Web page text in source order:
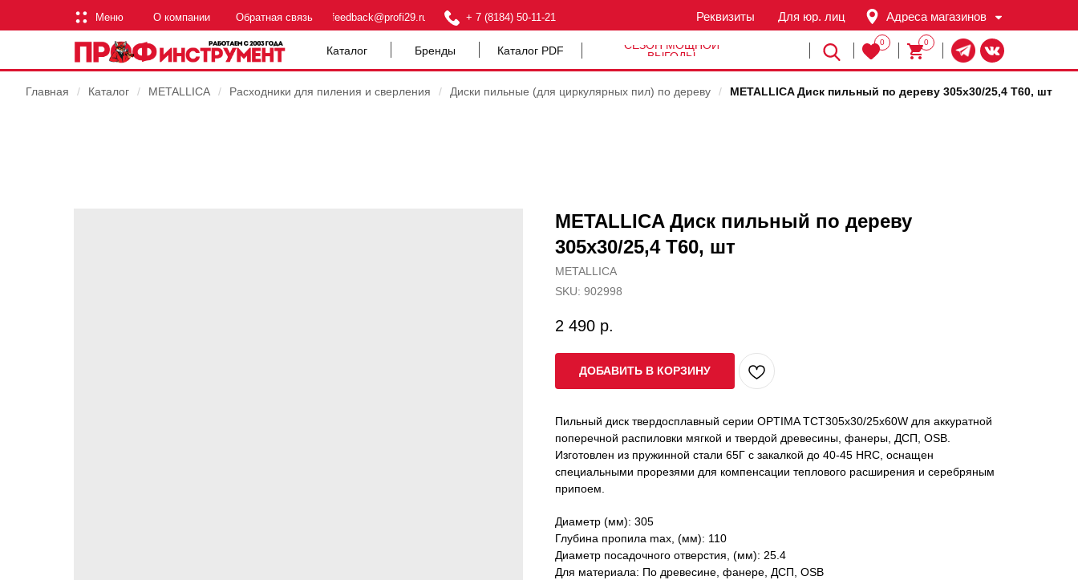
Меню + 7 (8184) 50-11-21
Обратная связь feedback@profi29.ru Для юр. лиц
Реквизиты
О компании
Каталог
Адреса магазинов
0
0
Бренды Каталог PDF
СЕЗОН МОЩНОЙ
ВЫГОДЫ
Главная / Каталог / METALLICA / Расходники для пиления и сверления / Диски пильные (для циркулярных пил) по дереву / METALLICA Диск пильный по дереву 305х30/25,4 Т60, шт
METALLICA Диск пильный по дереву
305х30/25,4 Т60, шт
METALLICA
SKU: 902998
2 490 р.
ДОБАВИТЬ В КОРЗИНУ
Пильный диск твердосплавный серии OPTIMA TCT305x30/25x60W для аккуратной
поперечной распиловки мягкой и твердой древесины, фанеры, ДСП, OSB.
Изготовлен из пружинной стали 65Г с закалкой до 40-45 HRC, оснащен
специальными прорезями для компенсации теплового расширения и серебряным
припоем.
Диаметр (мм): 305
Глубина пропила max, (мм): 110
Диаметр посадочного отверстия, (мм): 25.4
Для материала: По древесине, фанере, ДСП, OSB